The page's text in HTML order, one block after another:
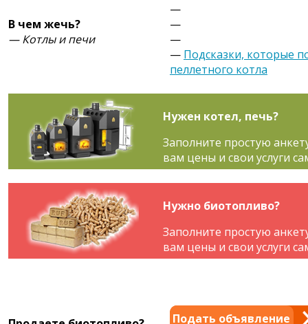
В чем жечь?
— Котлы и печи
—
—
—
— Подсказки, которые
пеллетного котла
Нужен котел, печь?
Заполните простую
вам цены и свои услуги
Нужно биотопливо?
Заполните простую
вам цены и свои услуги
Подать объявление